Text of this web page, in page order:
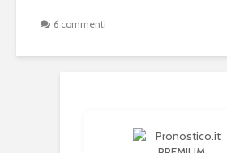
6 commenti